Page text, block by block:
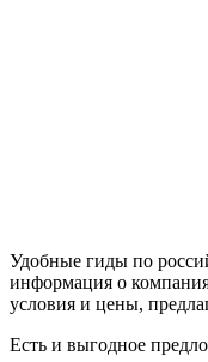
Удобные гиды по
информация о
условия и цены,
Есть и выгодное